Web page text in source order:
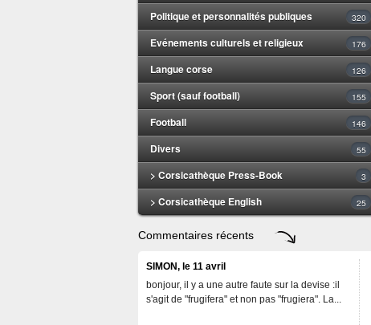
Politique et personnalités publiques 320
Evénements culturels et religieux 176
Langue corse 126
Sport (sauf football) 155
Football 146
Divers 55
> Corsicathèque Press-Book 3
> Corsicathèque English 25
Commentaires récents
SIMON, le 11 avril
bonjour, il y a une autre faute sur la devise :il
s'agit de "frugifera" et non pas "frugiera". La...